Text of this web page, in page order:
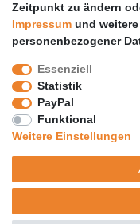
PaketPLUS
SPONSORING
Malchower SV 90
Malchower Wölfe
ZERTIFIKATE
Händlerbund
Trusted Shops
Zeitpunkt zu ändern
Impressum und
personenbezogener
Essenziell
Statistik
PayPal
Funktional
Weitere Einstellungen